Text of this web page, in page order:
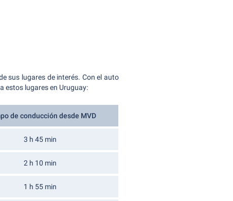
sus lugares de interés. Con el auto
estos lugares en Uruguay:
de conducción desde MVD
3 h 45 min
2 h 10 min
1 h 55 min